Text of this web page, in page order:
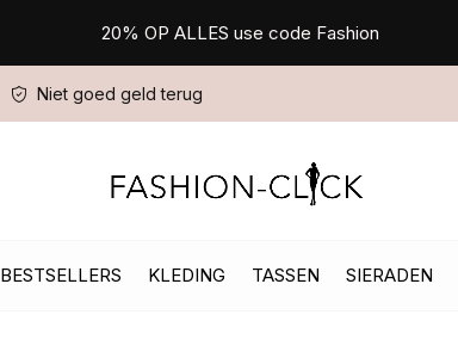
BESTSELLERS KLEDING TASSEN SIERADEN
Niet goed geld terug
20% OP ALLES use code Fashion